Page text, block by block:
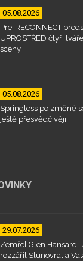
05.08.2026
Pre-RECONNECT
UPROSTŘED čtyři
scény
05.08.2026
Springless po změně
ještě přesvědčivěji
29.07.2026
Zemřel Glen Hansard.
rozzářil Slunovrat a